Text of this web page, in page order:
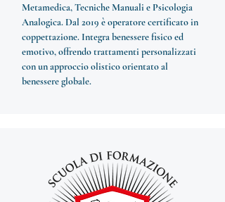
Metamedica, Tecniche Manuali e Psicologia
Analogica. Dal 2019 è operatore certificato in
coppettazione. Integra benessere fisico ed
emotivo, offrendo trattamenti personalizzati
con un approccio olistico orientato al
benessere globale.